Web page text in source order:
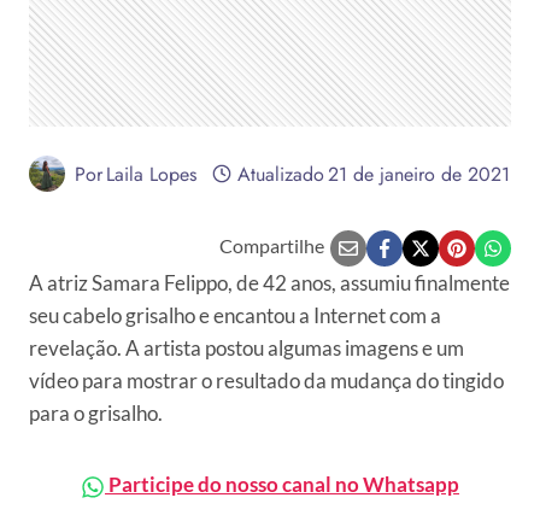
PorLaila Lopes Atualizado21 de janeiro de 2021
Compartilhe
A atriz Samara Felippo, de 42 anos, assumiu finalmente
seu cabelo grisalho e encantou a Internet com a
revelação. A artista postou algumas imagens e um
vídeo para mostrar o resultado da mudança do tingido
para o grisalho.
Participe do nosso canal no Whatsapp